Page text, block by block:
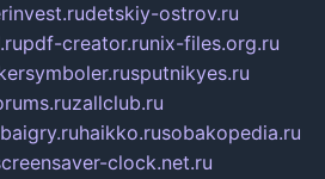
detskiy-ostrov.ru
pdf-creator.runix-files.org.ru
sputnikyes.ru
zallclub.ru
haikko.rusobakopedia.ru
clock.net.ru